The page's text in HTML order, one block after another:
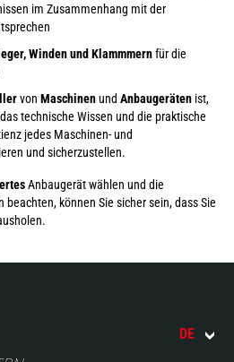
im Zusammenhang mit der
Winden und Klammmernfür die
von Maschinenund Anbaugeräten ist,
technische Wissen und die praktische
jedes Maschinen- und
und sicherzustellen.
Anbaugerät wählen und die
können Sie sicher sein, dass Sie
DE